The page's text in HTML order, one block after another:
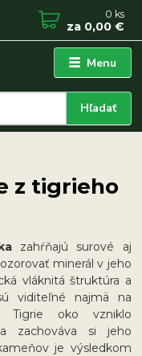
Menu
Hľadať
0 ks
za 0,00 €
z tigrieho
zahŕňajú surové aj
minerál v jeho
vláknitá štruktúra a
viditeľné najmä na
Tigrie oko vzniklo
zachováva si jeho
je výsledkom